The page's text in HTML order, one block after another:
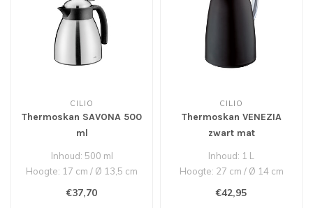
CILIO
Thermoskan SAVONA 500
ml
Inhoud: 500 ml
Hoogte: 17 cm / Ø 13,5 cm
€37,70
CILIO
Thermoskan VENEZIA
zwart mat
Inhoud: 1 L
Hoogte: 27 cm / Ø 14 cm
€42,95